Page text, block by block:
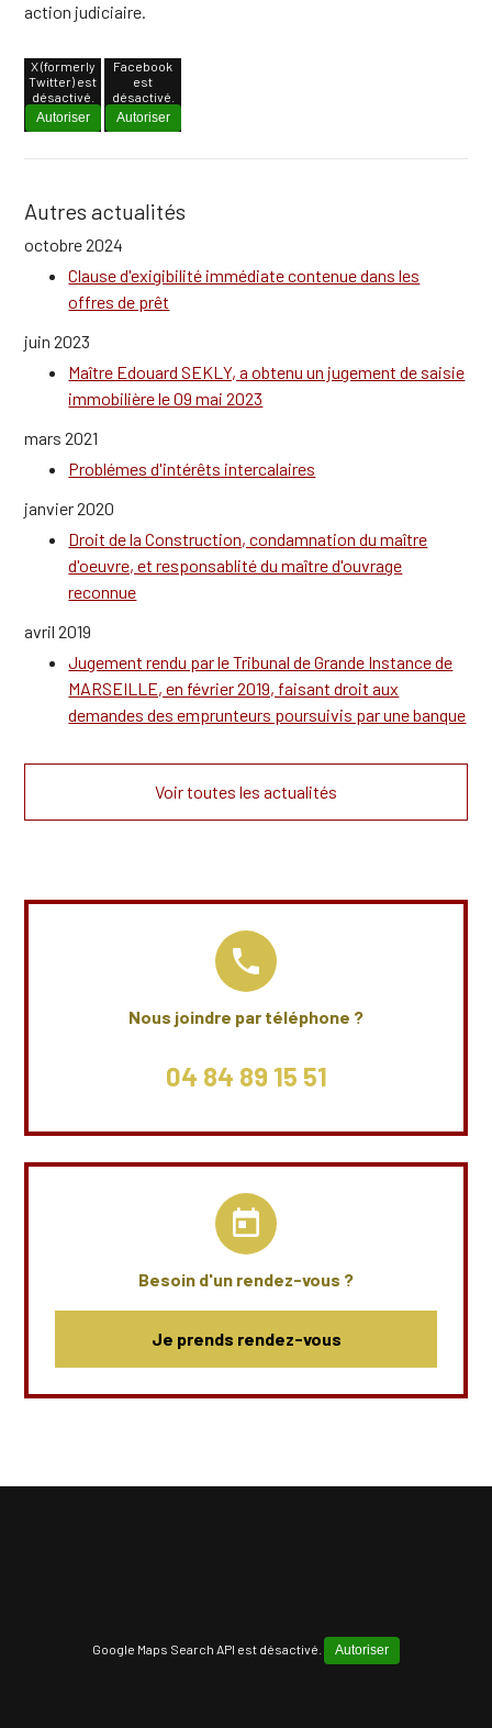
action judiciaire.
X (formerly
Twitter) est
désactivé.
Autoriser
Facebook
est
désactivé.
Autoriser
Autres actualités
octobre 2024
Clause d'exigibilité immédiate contenue dans les
offres de prêt
juin 2023
Maître Edouard SEKLY, a obtenu un jugement de saisie
immobilière le 09 mai 2023
mars 2021
Problémes d'intérêts intercalaires
janvier 2020
Droit de la Construction, condamnation du maître
d'oeuvre, et responsablité du maître d'ouvrage
reconnue
avril 2019
Jugement rendu par le Tribunal de Grande Instance de
MARSEILLE, en février 2019, faisant droit aux
demandes des emprunteurs poursuivis par une banque
Voir toutes les actualités
phone
Nous joindre par téléphone ?
04 84 89 15 51
today
Besoin d'un rendez-vous ?
Je prends rendez-vous
Google Maps Search API est désactivé. Autoriser